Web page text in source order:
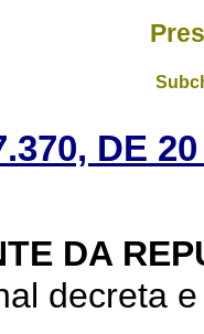
DE
DA
decreta